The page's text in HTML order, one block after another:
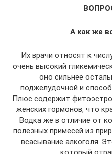
А как же
Их врачи относят к
очень высокий
оно сильнее
поджелудочной и
Плюс содержит
женских гормонов, что
Водка же в отличие от
полезных примесей из
всасывание алкоголя.